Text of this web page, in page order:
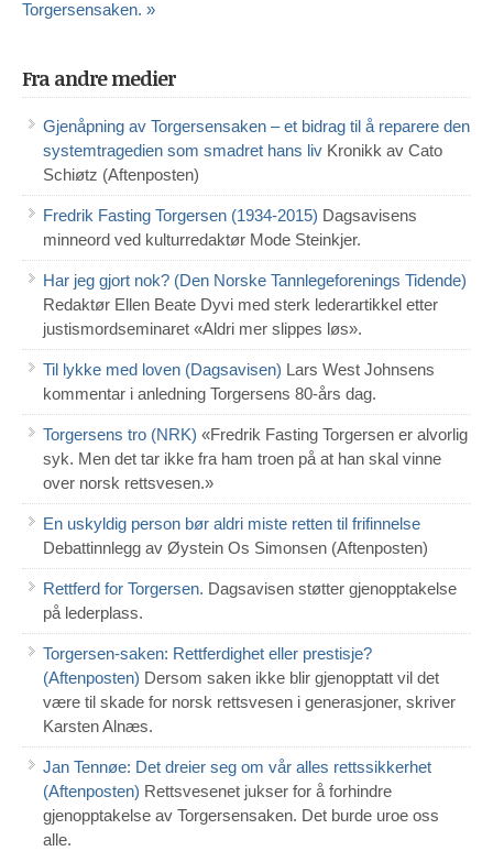
Torgersensaken. »
Fra andre medier
Gjenåpning av Torgersensaken – et bidrag til å reparere den
systemtragedien som smadret hans liv Kronikk av Cato
Schiøtz (Aftenposten)
Fredrik Fasting Torgersen (1934-2015) Dagsavisens
minneord ved kulturredaktør Mode Steinkjer.
Har jeg gjort nok? (Den Norske Tannlegeforenings Tidende)
Redaktør Ellen Beate Dyvi med sterk lederartikkel etter
justismordseminaret «Aldri mer slippes løs».
Til lykke med loven (Dagsavisen) Lars West Johnsens
kommentar i anledning Torgersens 80-års dag.
Torgersens tro (NRK) «Fredrik Fasting Torgersen er alvorlig
syk. Men det tar ikke fra ham troen på at han skal vinne
over norsk rettsvesen.»
En uskyldig person bør aldri miste retten til frifinnelse
Debattinnlegg av Øystein Os Simonsen (Aftenposten)
Rettferd for Torgersen. Dagsavisen støtter gjenopptakelse
på lederplass.
Torgersen-saken: Rettferdighet eller prestisje?
(Aftenposten) Dersom saken ikke blir gjenopptatt vil det
være til skade for norsk rettsvesen i generasjoner, skriver
Karsten Alnæs.
Jan Tennøe: Det dreier seg om vår alles rettssikkerhet
(Aftenposten) Rettsvesenet jukser for å forhindre
gjenopptakelse av Torgersensaken. Det burde uroe oss
alle.